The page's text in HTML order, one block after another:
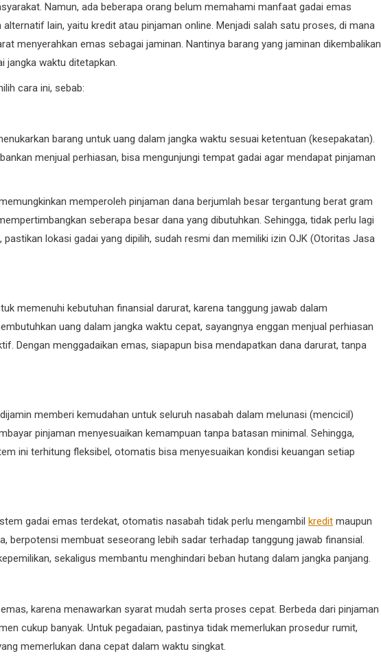
Namun, ada beberapa orang belum memahami manfaat gadai emas
lain, yaitu kredit atau pinjaman online. Menjadi salah satu proses, di mana
menyerahkan emas sebagai jaminan. Nantinya barang yang jaminan dikembalikan
jangka waktu ditetapkan.
cara ini, sebab:
barang untuk uang dalam jangka waktu sesuai ketentuan (kesepakatan).
menjual perhiasan, bisa mengunjungi tempat gadai agar mendapat pinjaman
memperoleh pinjaman dana berjumlah besar tergantung berat gram
seberapa besar dana yang dibutuhkan. Sehingga, tidak perlu lagi
lokasi gadai yang dipilih, sudah resmi dan memiliki izin OJK (Otoritas Jasa
memenuhi kebutuhan finansial darurat, karena tanggung jawab dalam
uang dalam jangka waktu cepat, sayangnya enggan menjual perhiasan
Dengan menggadaikan emas, siapapun bisa mendapatkan dana darurat, tanpa
memberi kemudahan untuk seluruh nasabah dalam melunasi (mencicil)
pinjaman menyesuaikan kemampuan tanpa batasan minimal. Sehingga,
ini terhitung fleksibel, otomatis bisa menyesuaikan kondisi keuangan setiap
gadai emas terdekat, otomatis nasabah tidak perlu mengambil kredit maupun
berpotensi membuat seseorang lebih sadar terhadap tanggung jawab finansial.
sekaligus membantu menghindari beban hutang dalam jangka panjang.
karena menawarkan syarat mudah serta proses cepat. Berbeda dari pinjaman
cukup banyak. Untuk pegadaian, pastinya tidak memerlukan prosedur rumit,
memerlukan dana cepat dalam waktu singkat.